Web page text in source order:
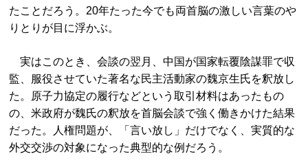
たことだろう。20年たった今でも両首脳の激しい言葉のや
りとりが目に浮かぶ。
実はこのとき、会談の翌月、中国が国家転覆陰謀罪で収
監、服役させていた著名な民主活動家の魏京生氏を釈放し
た。原子力協定の履行などという取引材料はあったもの
の、米政府が魏氏の釈放を首脳会談で強く働きかけた結果
だった。人権問題が、「言い放し」だけでなく、実質的な
外交交渉の対象になった典型的な例だろう。